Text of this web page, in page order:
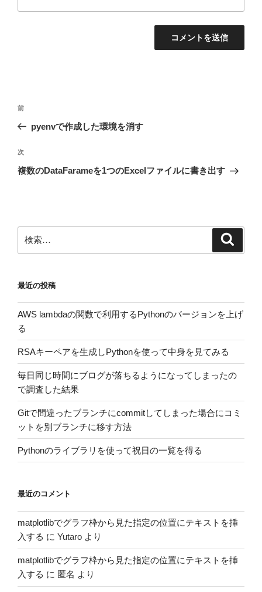
投
ビ
ゲ
ン
前
の
稿
前
pyenvで作成した環境を消す
次
の
次
複数のDataFarameを1つのExcelファイルに書き出す
索:
最近の投稿
AWS lambdaの関数で利用するPythonのバージョンを上げ
る
RSAキーペアを生成しPythonを使って中身を見てみる
毎日同じ時間にブログが落ちるようになってしまったの
で調査した結果
Gitで間違ったブランチにcommitしてしまった場合にコミ
ットを別ブランチに移す方法
Pythonのライブラリを使って祝日の一覧を得る
最近のコメント
matplotlibでグラフ枠から見た指定の位置にテキストを挿
入する に Yutaro より
matplotlibでグラフ枠から見た指定の位置にテキストを挿
入する に 匿名 より